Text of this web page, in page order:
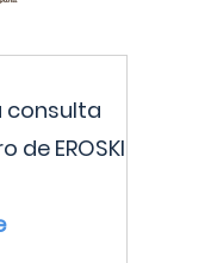
consulta
EROSKI